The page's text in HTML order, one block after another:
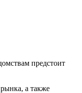
предстоит
рынка, а также